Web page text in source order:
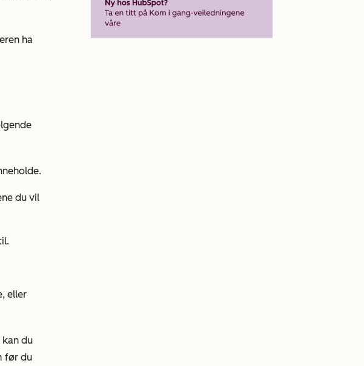
ha
du vil
eller
du
før du